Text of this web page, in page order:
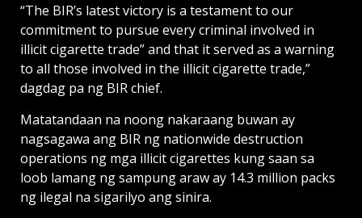
“The BIR’s latest victory is a testament to our
commitment to pursue every criminal involved in
illicit cigarette trade” and that it served as a warning
to all those involved in the illicit cigarette trade,”
dagdag pa ng BIR chief.
Matatandaan na noong nakaraang buwan ay
nagsagawa ang BIR ng nationwide destruction
operations ng mga illicit cigarettes kung saan sa
loob lamang ng sampung araw ay 14.3 million packs
ng ilegal na sigarilyo ang sinira.